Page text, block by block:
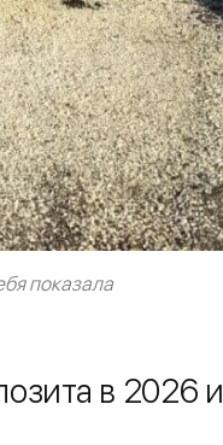
показала
в 2026 и